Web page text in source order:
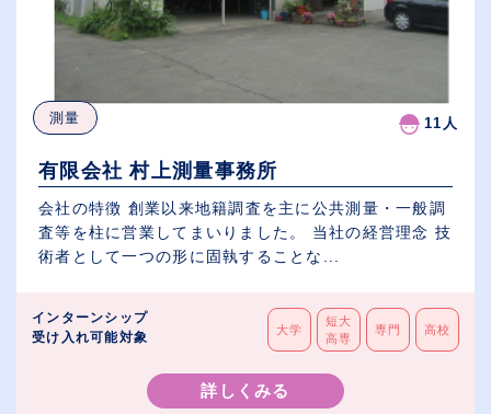
測量 11人
有限会社 村上測量事務所
会社の特徴 創業以来地籍調査を主に公共測量・一般調
査等を柱に営業してまいりました。 当社の経営理念 技
術者として一つの形に固執することな...
インターンシップ
受け入れ可能対象
大学
短大
高専
専門 高校
詳しくみる